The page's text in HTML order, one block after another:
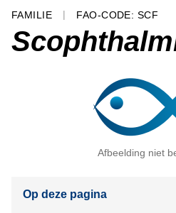
FAMILIE FAO-CODE: SCF
Afbeelding niet
Op deze pagina